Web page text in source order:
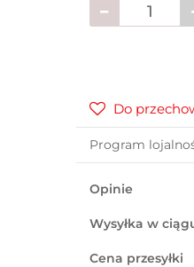
Do
Program
Opinie
Wysyłka w
Cena przesyłki